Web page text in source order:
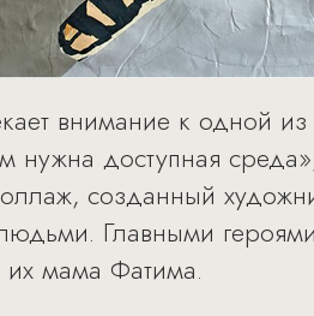
внимание к одной
нужна доступная
созданный
Главными
мама Фатима.